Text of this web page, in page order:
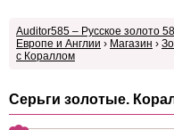
Auditor585 – Русское золото
Европе и Англии › Магазин ›
с Кораллом
Серьги золотые.